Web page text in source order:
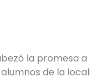
la promesa
alumnos de la